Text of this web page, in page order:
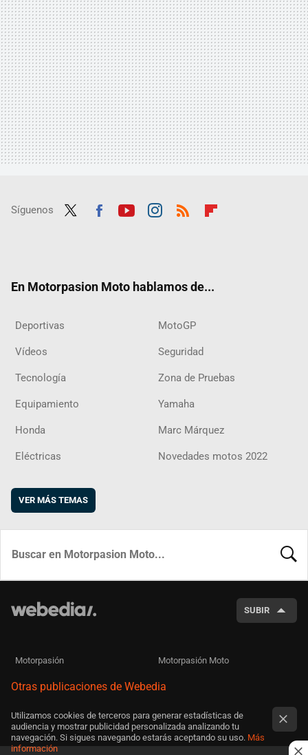
Síguenos
En Motorpasion Moto hablamos de...
Deportivas MotoGP
Vídeos Seguridad
Tecnología Zona de Pruebas
Equipamiento Yamaha
Honda Marc Márquez
Eléctricas Novedades motos 2022
VER MÁS TEMAS
SUBIR
Motorpasión Motorpasión Moto
Otras publicaciones de Webedia
Utilizamos cookies de terceros para generar estadísticas de
audiencia y mostrar publicidad personalizada analizando tu
navegación. Si sigues navegando estarás aceptando su uso. Más
información